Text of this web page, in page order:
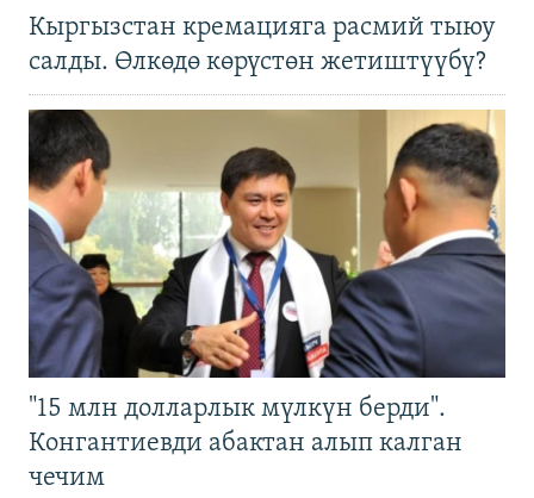
Кыргызстан кремацияга расмий тыюу
салды. Өлкөдө көрүстөн жетиштүүбү?
"15 млн долларлык мүлкүн берди".
Конгантиевди абактан алып калган
чечим